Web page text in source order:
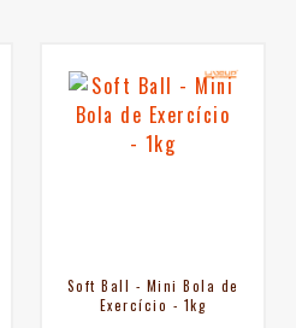
Soft Ball - Mini Bola de
Exercício - 1kg